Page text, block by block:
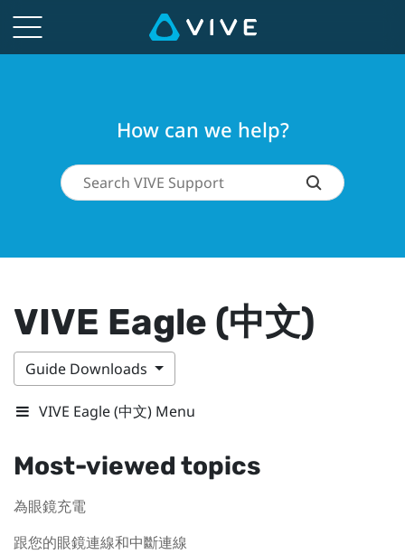
How can we help?
VIVE Eagle (中文)
Guide Downloads
VIVE Eagle (中文) Menu
Most-viewed topics
為眼鏡充電
跟您的眼鏡連線和中斷連線